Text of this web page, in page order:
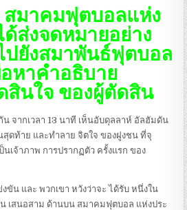
มาคมฟุตบอลแห่ง
ด้ส่งจดหมายอย่าง
ปยังสมาพันธ์ฟุตบอล
อหาคำอธิบาย
สินใจ ของผู้ตัดสิน
น จากเวลา 13 นาที เห็นอับดุลลาห์ อัลฮัมดัน
สุดท้าย และทำลาย จิตใจ ของฝูงชน ที่จุ
เจ้าภาพ การปรากฏตัว ครั้งแรก ของ
ขัน และ พวกเขา หวังว่าจะ ได้รับ หนึ่งใน
เสนอสาม ด้านบน สมาคมฟุตบอล แห่งประ